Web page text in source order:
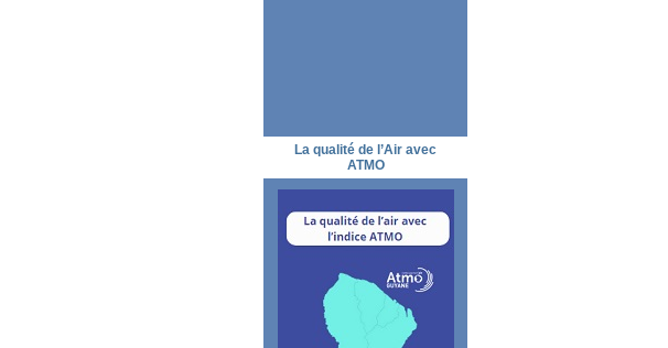
La qualité de l’Air avec
ATMO